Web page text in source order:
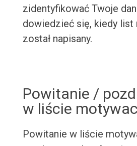
zidentyfikować Twoje
dowiedzieć się, kiedy list
został napisany.
Powitanie /
w liście
Powitanie w liście